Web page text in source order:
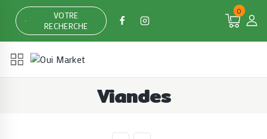
content
VOTRE
RECHERCHE
0
Viandes